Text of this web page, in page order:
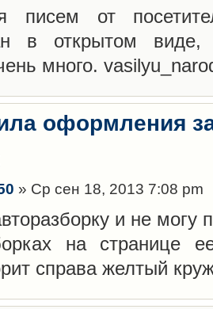
писем от
в открытом
много.
оформления
» Ср сен 18, 2013 7:08 pm
и не могу
на странице
справа желтый